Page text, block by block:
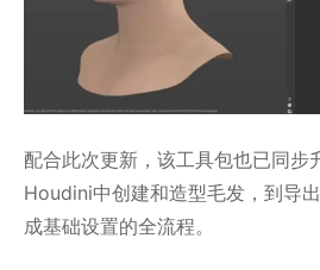
配合此次更新，该工具包也已同步
Houdini中创建和造型毛发，到导
成基础设置的全流程。